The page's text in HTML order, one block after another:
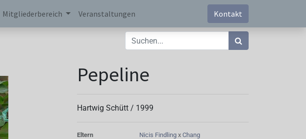
Mitgliederbereich Veranstaltungen Kontakt
Pepeline
Hartwig Schütt / 1999
Eltern Nicis Findling x Chang